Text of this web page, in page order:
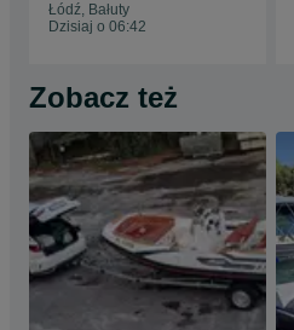
Łódź, Bałuty
Dzisiaj o 06:42
Zobacz też